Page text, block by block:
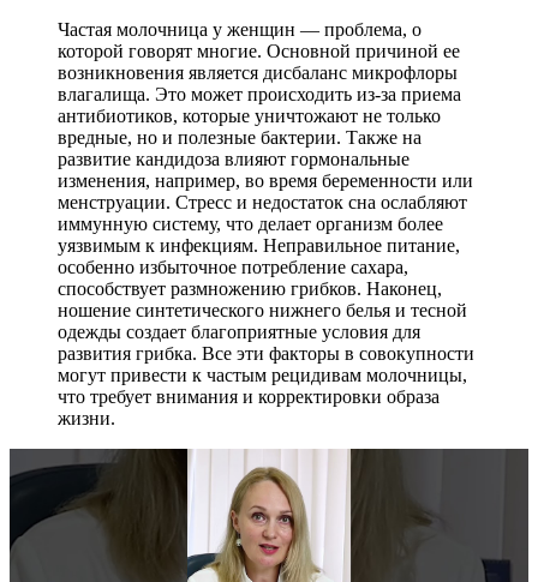
Частая молочница у женщин — проблема, о
которой говорят многие. Основной причиной ее
возникновения является дисбаланс микрофлоры
влагалища. Это может происходить из-за приема
антибиотиков, которые уничтожают не только
вредные, но и полезные бактерии. Также на
развитие кандидоза влияют гормональные
изменения, например, во время беременности или
менструации. Стресс и недостаток сна ослабляют
иммунную систему, что делает организм более
уязвимым к инфекциям. Неправильное питание,
особенно избыточное потребление сахара,
способствует размножению грибков. Наконец,
ношение синтетического нижнего белья и тесной
одежды создает благоприятные условия для
развития грибка. Все эти факторы в совокупности
могут привести к частым рецидивам молочницы,
что требует внимания и корректировки образа
жизни.